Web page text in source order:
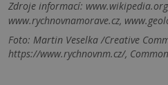
Zdroje informací:
www.rychnovnamorave.cz,
Foto: Martin Veselka /Creative
https://www.rychnovnm.cz/,